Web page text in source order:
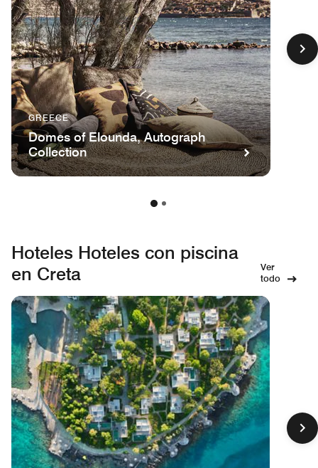
GREECE
Domes of Elounda, Autograph
Collection
Hoteles Hoteles con piscina
en Creta
Ver
todo